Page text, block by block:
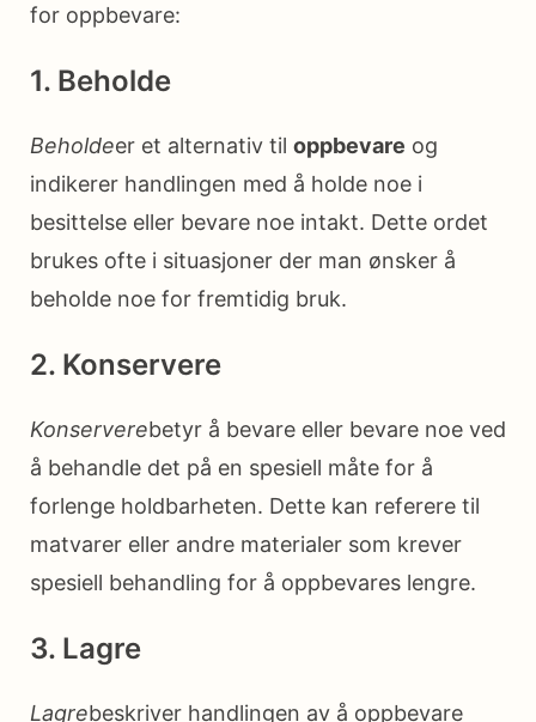
for oppbevare:
1. Beholde
Beholdeer et alternativ til oppbevare og
indikerer handlingen med å holde noe i
besittelse eller bevare noe intakt. Dette ordet
brukes ofte i situasjoner der man ønsker å
beholde noe for fremtidig bruk.
2. Konservere
Konserverebetyr å bevare eller bevare noe ved
å behandle det på en spesiell måte for å
forlenge holdbarheten. Dette kan referere til
matvarer eller andre materialer som krever
spesiell behandling for å oppbevares lengre.
3. Lagre
Lagrebeskriver handlingen av å oppbevare